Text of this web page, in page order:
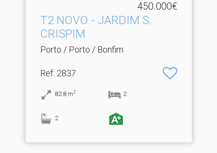
450.000€
T2 NOVO - JARDIM S.​
CRISPIM
Porto / Porto / Bonfim
Ref: 2837
82.8 m2 2
2